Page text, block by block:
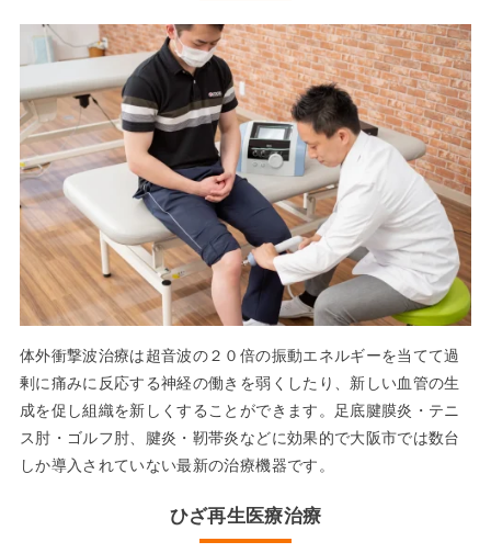
体外衝撃波治療は超音波の２０倍の振動エネルギーを当てて過
剰に痛みに反応する神経の働きを弱くしたり、新しい血管の生
成を促し組織を新しくすることができます。足底腱膜炎・テニ
ス肘・ゴルフ肘、腱炎・靭帯炎などに効果的で大阪市では数台
しか導入されていない最新の治療機器です。
ひざ再生医療治療